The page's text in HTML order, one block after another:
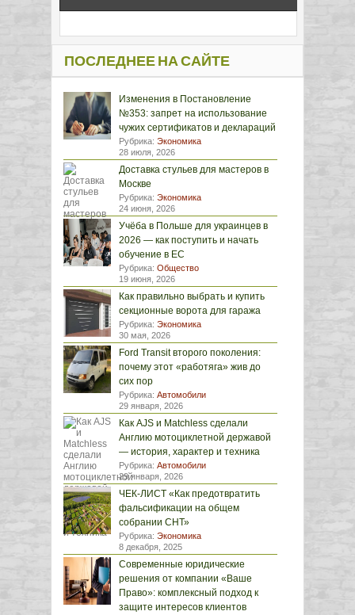
ПОСЛЕДНЕЕ НА САЙТЕ
Изменения в Постановление
№353: запрет на использование
чужих сертификатов и деклараций
Рубрика: Экономика
28 июля, 2026
Доставка стульев для мастеров в
Москве
Рубрика: Экономика
24 июня, 2026
Учёба в Польше для украинцев в
2026 — как поступить и начать
обучение в ЕС
Рубрика: Общество
19 июня, 2026
Как правильно выбрать и купить
секционные ворота для гаража
Рубрика: Экономика
30 мая, 2026
Ford Transit второго поколения:
почему этот «работяга» жив до
сих пор
Рубрика: Автомобили
29 января, 2026
Как AJS и Matchless сделали
Англию мотоциклетной державой
— история, характер и техника
Рубрика: Автомобили
29 января, 2026
ЧЕК-ЛИСТ «Как предотвратить
фальсификации на общем
собрании СНТ»
Рубрика: Экономика
8 декабря, 2025
Современные юридические
решения от компании «Ваше
Право»: комплексный подход к
защите интересов клиентов